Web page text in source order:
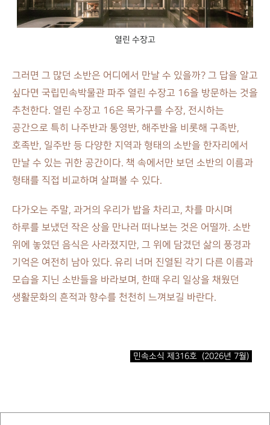
열린 수장고
그러면 그 많던 소반은 어디에서 만날 수 있을까? 그 답을 알고
싶다면 국립민속박물관 파주 열린 수장고 16을 방문하는 것을
추천한다. 열린 수장고 16은 목가구를 수장, 전시하는
공간으로 특히 나주반과 통영반, 해주반을 비롯해 구족반,
호족반, 일주반 등 다양한 지역과 형태의 소반을 한자리에서
만날 수 있는 귀한 공간이다. 책 속에서만 보던 소반의 이름과
형태를 직접 비교하며 살펴볼 수 있다.
다가오는 주말, 과거의 우리가 밥을 차리고, 차를 마시며
하루를 보냈던 작은 상을 만나러 떠나보는 것은 어떨까. 소반
위에 놓였던 음식은 사라졌지만, 그 위에 담겼던 삶의 풍경과
기억은 여전히 남아 있다. 유리 너머 진열된 각기 다른 이름과
모습을 지닌 소반들을 바라보며, 한때 우리 일상을 채웠던
생활문화의 흔적과 향수를 천천히 느껴보길 바란다.
민속소식 제316호 (2026년 7월)